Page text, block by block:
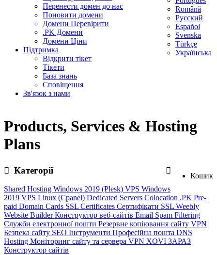
Română
Русский
Español
Svenska
Türkçe
Українська
Перенести домен до нас
Поновити домени
Домени Перевірити
.PK Домени
Домени Ціни
Підтримка
Відкрити тікет
Тікети
База знань
Сповіщення
Зв'язок з нами
Products, Services & Hosting
Plans
Кошик
Категорії
Shared Hosting Windows 2019 (Plesk) VPS Windows
2019 VPS Linux (Cpanel) Dedicated Servers Colocation .PK Pre-
paid Domain Cards SSL Certificates Сертифікати SSL Weebly
Website BuilderКонструктор веб-сайтів Email Spam Filtering
Служби електронної пошти Резервне копіювання сайту VPN
Безпека сайту SEO Інструменти Професійна пошта DNS
Hosting Моніторинг сайту та сервера VPN XOVI ЗАРАЗ
Конструктор сайтів